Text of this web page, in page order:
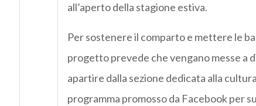
all’aperto della stagione estiva.
Per sostenere il comparto e mettere le
progetto prevede che vengano messe a
apartire dalla sezione dedicata alla
programma promosso da Facebook per